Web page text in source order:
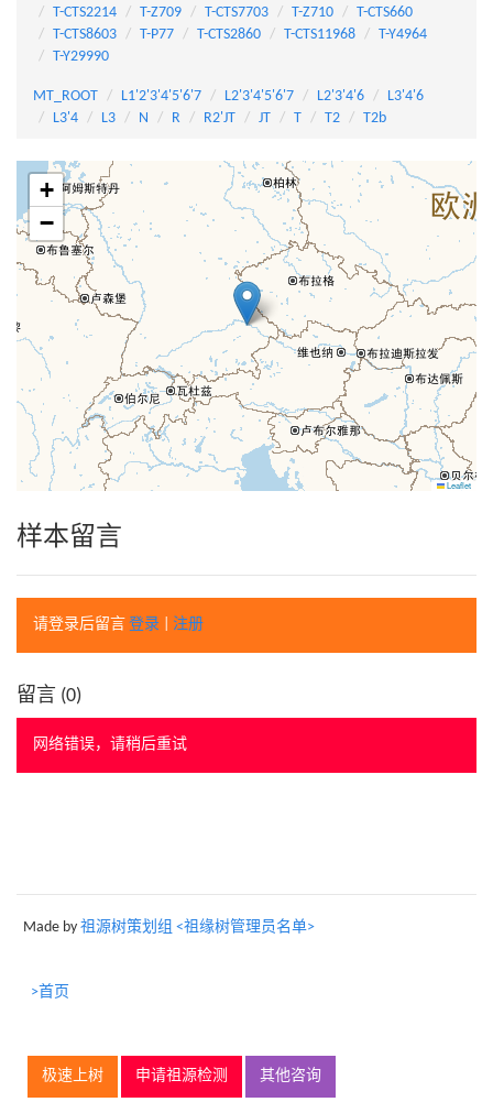
T-CTS2214
T-Z709 T-CTS7703 T-Z710
T-CTS660
T-CTS8603
T-P77 T-CTS2860 T-CTS11968
T-Y4964
T-Y29990
MT_ROOT L1'2'3'4'5'6'7 L2'3'4'5'6'7 L2'3'4'6
L3'4'6
L3'4
L3 N R R2'JT JT T T2 T2b
+
−
Leaflet
样本留言
请登录后留言 登录 注册
留言 (0)
网络错误，请稍后重试
Made by 祖源树策划组 <祖缘树管理员名单>
>首页
极速上树 申请祖源检测 其他咨询